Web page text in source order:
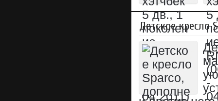
Детское кресло